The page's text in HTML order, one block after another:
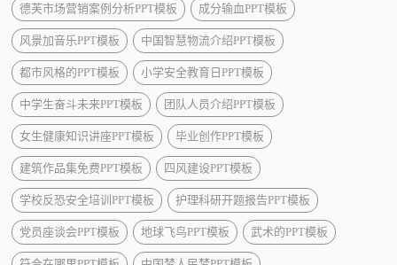
德芙市场营销案例分析PPT模板 成分输血PPT模板
风景加音乐PPT模板 中国智慧物流介绍PPT模板
都市风格的PPT模板 小学安全教育日PPT模板
中学生奋斗未来PPT模板 团队人员介绍PPT模板
女生健康知识讲座PPT模板 毕业创作PPT模板
建筑作品集免费PPT模板 四风建设PPT模板
学校反恐安全培训PPT模板 护理科研开题报告PPT模板
党员座谈会PPT模板 地球飞鸟PPT模板 武术的PPT模板